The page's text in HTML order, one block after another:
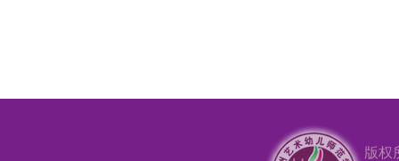
版